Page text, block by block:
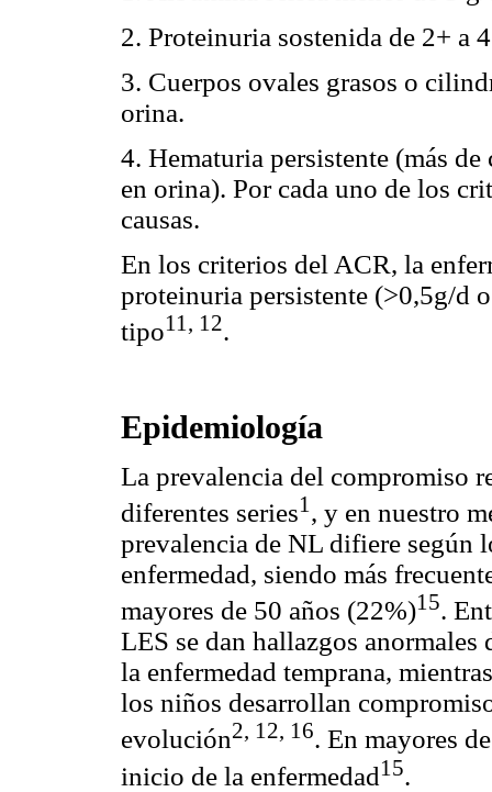
2. Proteinuria sostenida de 2+ a
3. Cuerpos ovales grasos o
orina.
4. Hematuria persistente (más
en orina). Por cada uno de los
causas.
En los criterios del ACR, la
proteinuria persistente (>0,5g/d
tipo11, 12.
Epidemiología
La prevalencia del compromiso
diferentes series1 , y en nuestro
prevalencia de NL difiere según
enfermedad, siendo más
mayores de 50 años (22%)15.
LES se dan hallazgos
la enfermedad temprana,
los niños desarrollan
evolución2, 12, 16. En mayores
inicio de la enfermedad15.